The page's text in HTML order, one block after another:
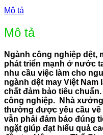
Mô tả
Mô tả
Ngành công nghiệp dệt,
phát triển mạnh ở nước
nhu cầu việc làm cho
ngành dệt may Việt
chất đảm bảo tiêu
công nghiệp. Nhà
thường được yêu cầu về
vẫn phải đảm bảo đúng
ngặt giúp đạt hiểu quả